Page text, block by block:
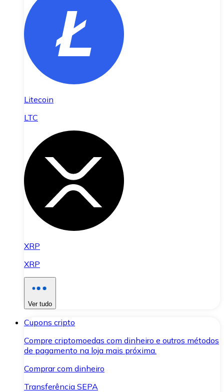
Litecoin
LTC
XRP
XRP
Ver tudo
Cupons cripto
Compre criptomoedas com dinheiro e outros métodos
de pagamento na loja mais próxima.
Comprar com dinheiro
Transferência SEPA